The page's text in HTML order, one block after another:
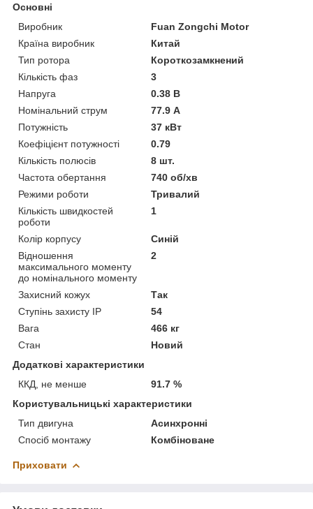
Основні
Виробник
Fuan Zongchi Motor
Країна виробник
Китай
Тип ротора
Короткозамкнений
Кількість фаз
3
Напруга
0.38 В
Номінальний струм
77.9 А
Потужність
37 кВт
Коефіцієнт потужності
0.79
Кількість полюсів
8 шт.
Частота обертання
740 об/хв
Режими роботи
Тривалий
Кількість швидкостей
роботи
1
Колір корпусу
Синій
Відношення
максимального моменту
до номінального моменту
2
Захисний кожух
Так
Ступінь захисту IP
54
Вага
466 кг
Стан
Новий
Додаткові характеристики
ККД, не менше
91.7 %
Користувальницькі характеристики
Тип двигуна
Асинхронні
Спосіб монтажу
Комбіноване
Приховати